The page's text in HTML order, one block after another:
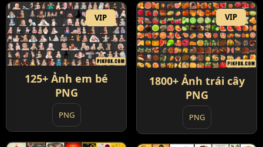
VIP
1800+ Ảnh trái cây
PNG
PNG
VIP
125+ Ảnh em bé
PNG
PNG